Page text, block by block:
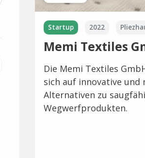
Startup 2022
Memi Textiles
Die Memi Textiles
sich auf innovative und
Alternativen zu
Wegwerfprodukten.